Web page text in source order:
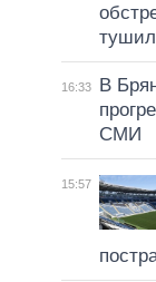
16:33
В
СМИ
15:57